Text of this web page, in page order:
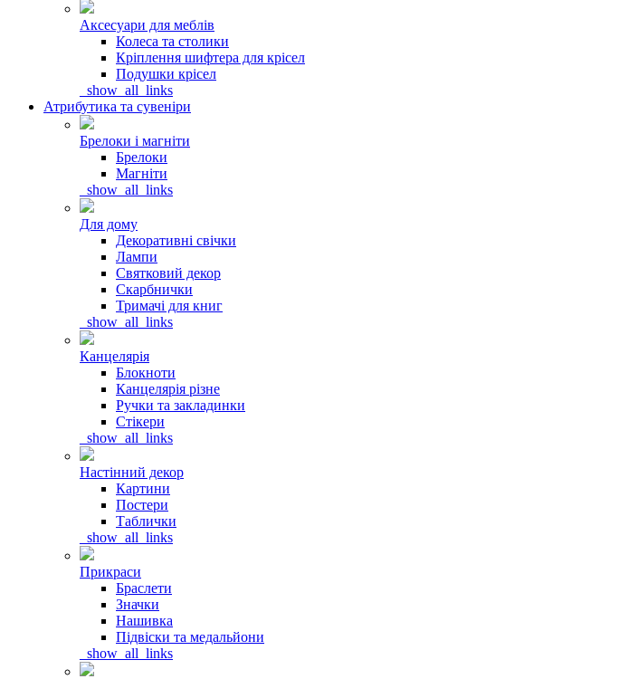
Аксесуари для меблів
Колеса та столики
Кріплення шифтера для крісел
Подушки крісел
_show_all_links
Атрибутика та сувеніри
Брелоки і магніти
Брелоки
Магніти
_show_all_links
Для дому
Декоративні свічки
Лампи
Святковий декор
Скарбнички
Тримачі для книг
_show_all_links
Канцелярія
Блокноти
Канцелярія різне
Ручки та закладинки
Стікери
_show_all_links
Настінний декор
Картини
Постери
Таблички
_show_all_links
Прикраси
Браслети
Значки
Нашивка
Підвіски та медальйони
_show_all_links